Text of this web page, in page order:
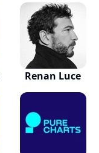
Renan Luce